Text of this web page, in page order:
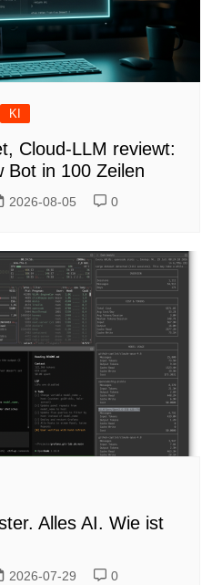
KI
Cloud-LLM reviewt:
Bot in 100 Zeilen
2026-08-05 0
Alles AI. Wie ist
2026-07-29 0